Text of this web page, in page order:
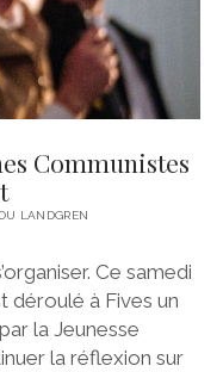
Communistes
LANDGREN
Ce samedi
déroulé à Fives un
la Jeunesse
la réflexion sur